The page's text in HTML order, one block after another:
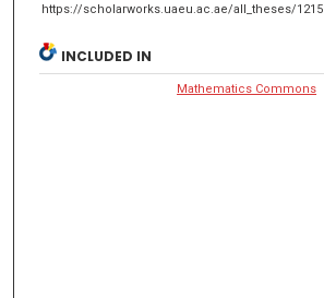
https://scholarworks.uaeu.ac.ae/all_theses/1215
INCLUDED IN
Mathematics Commons